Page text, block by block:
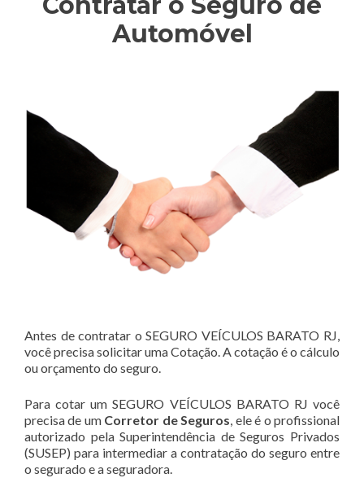
Automóvel
Antes de contratar o SEGURO VEÍCULOS BARATO RJ,
você precisa solicitar uma Cotação. A cotação é o cálculo
ou orçamento do seguro.
Para cotar um SEGURO VEÍCULOS BARATO RJ você
precisa de um Corretor de Seguros, ele é o profissional
autorizado pela Superintendência de Seguros Privados
(SUSEP) para intermediar a contratação do seguro entre
o segurado e a seguradora.